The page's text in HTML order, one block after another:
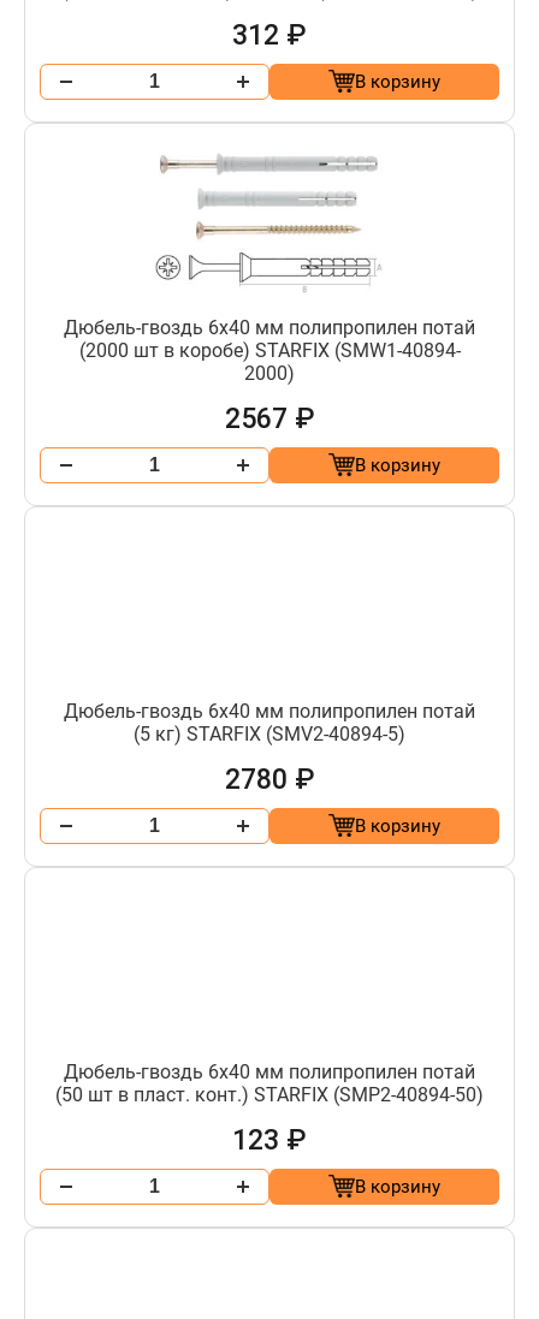
312 ₽
В корзину
Дюбель-гвоздь 6х40 мм полипропилен потай
(2000 шт в коробе) STARFIX (SMW1-40894-
2000)
2567 ₽
В корзину
Дюбель-гвоздь 6х40 мм полипропилен потай
(5 кг) STARFIX (SMV2-40894-5)
2780 ₽
В корзину
Дюбель-гвоздь 6х40 мм полипропилен потай
(50 шт в пласт. конт.) STARFIX (SMP2-40894-50)
123 ₽
В корзину